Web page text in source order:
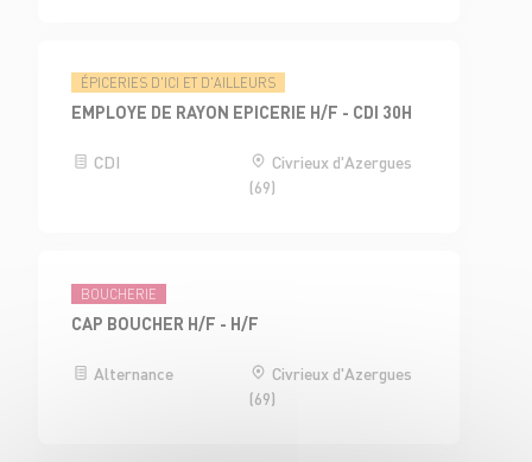
ÉPICERIES D'ICI ET D'AILLEURS
EMPLOYE DE RAYON EPICERIE H/F - CDI 30H
CDI
Civrieux d'Azergues
(69)
BOUCHERIE
CAP BOUCHER H/F - H/F
Alternance
Civrieux d'Azergues
(69)